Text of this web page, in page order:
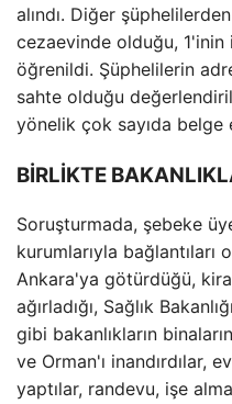
alındı. Diğer
cezaevinde olduğu, 1'inin
öğrenildi. Şüphelilerin
sahte olduğu
yönelik çok sayıda belge
BİRLİKTE
Soruşturmada, şebeke
kurumlarıyla bağlantıları
Ankara'ya götürdüğü,
ağırladığı, Sağlık
gibi bakanlıkların
ve Orman'ı inandırdılar,
yaptılar, randevu, işe